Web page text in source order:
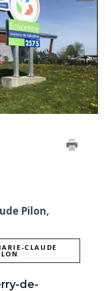
Pilon,
CLAUDE
de-